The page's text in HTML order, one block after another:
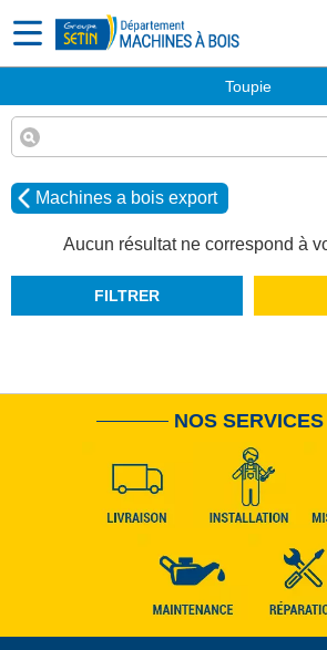
Toupie
Machines a bois export
Aucun résultat ne correspond à
FILTRER
NOS SERVICES